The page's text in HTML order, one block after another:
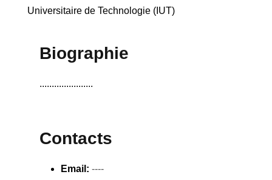
Universitaire de Technologie (IUT)
Biographie
......................
Contacts
Email: ----